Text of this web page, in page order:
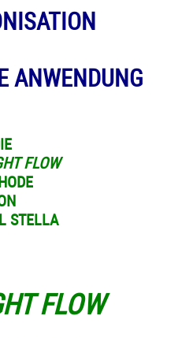
ANWENDUNG
FLOW
STELLA
FLOW